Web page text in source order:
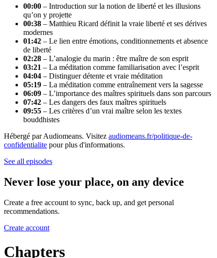
00:00 – Introduction sur la notion de liberté et les illusions
qu’on y projette
00:38 – Matthieu Ricard définit la vraie liberté et ses dérives
modernes
01:42 – Le lien entre émotions, conditionnements et absence
de liberté
02:28 – L’analogie du marin : être maître de son esprit
03:21 – La méditation comme familiarisation avec l’esprit
04:04 – Distinguer détente et vraie méditation
05:19 – La méditation comme entraînement vers la sagesse
06:09 – L’importance des maîtres spirituels dans son parcours
07:42 – Les dangers des faux maîtres spirituels
09:55 – Les critères d’un vrai maître selon les textes
bouddhistes
Hébergé par Audiomeans. Visitez audiomeans.fr/politique-de-
confidentialite pour plus d'informations.
See all episodes
Never lose your place, on any device
Create a free account to sync, back up, and get personal
recommendations.
Create account
Chapters